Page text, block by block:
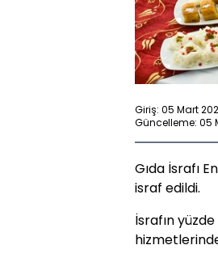
Giriş: 05 Mart
Güncelleme: 05
Gıda İsrafı
israf edildi.
İsrafın